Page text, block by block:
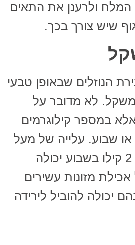
ולרענן את התאים
שיש צורך בכך.
הנוזלים שבאופן טבעי
לא מדובר על
במספר קילוגרמים
או שבוע. עלייה של מעל
קילו ביום או מעל 2 קילו בשבוע יכולה
מזונות עשירים
יכולה להוביל לירידה